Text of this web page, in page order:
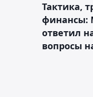
Тактика,
финансы:
ответил
вопросы